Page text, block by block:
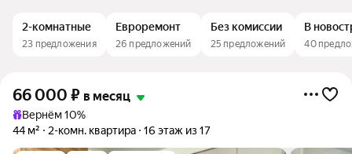
2-комнатные
23 предложения
Евроремонт
26 предложений
Без комиссии
25 предложений
В
40
66 000 ₽ в месяц
Вернём 10%
44 м²
2-комн. квартира 16 этаж из 17